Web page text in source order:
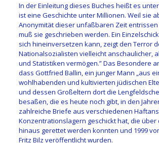
In der Einleitung dieses Buches heißt es
ist eine Geschichte unter Millionen. Weil sie
Anonymität dieser unfaßbaren Zeit
muß sie geschrieben werden. Ein
sich hineinversetzen kann, zeigt den Terror
Nationalsozialisten vielleicht anschaulicher,
und Statistiken vermögen.” Das Besondere
dass Gottfried Ballin, ein junger Mann „aus
wohlhabenden und kultivierten jüdischen
und dessen Großeltern dort die
besaßen, die es heute noch gibt, in den
zahlreiche Briefe aus verschiedenen
Konzentrationslagern geschickt hat, die über
hinaus gerettet werden konnten und 1999
Fritz Bilz veröffentlicht wurden.